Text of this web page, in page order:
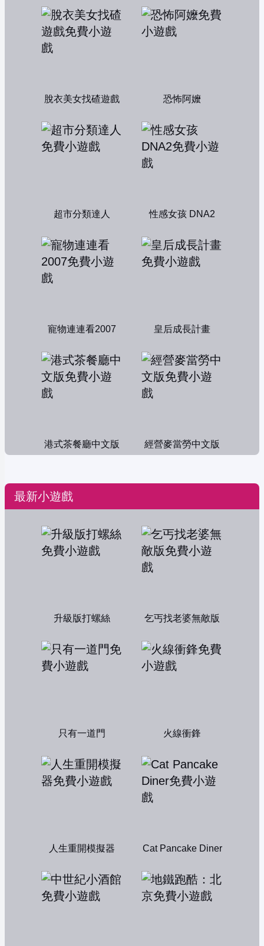
脫衣美女找碴遊戲 恐怖阿嬤
超市分類達人 性感女孩 DNA2
寵物連連看2007 皇后成長計畫
港式茶餐廳中文版 經營麥當勞中文版
最新小遊戲
升級版打螺絲 乞丐找老婆無敵版
只有一道門 火線衝鋒
人生重開模擬器 Cat Pancake Diner